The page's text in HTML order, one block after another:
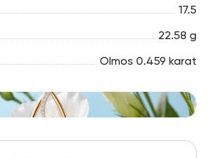
17.5
22.58 g
Olmos 0.459 karat